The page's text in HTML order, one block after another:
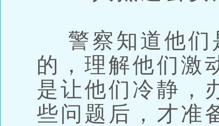
警察知道他们
的，理解他们激
是让他们冷静，
些问题后，才准